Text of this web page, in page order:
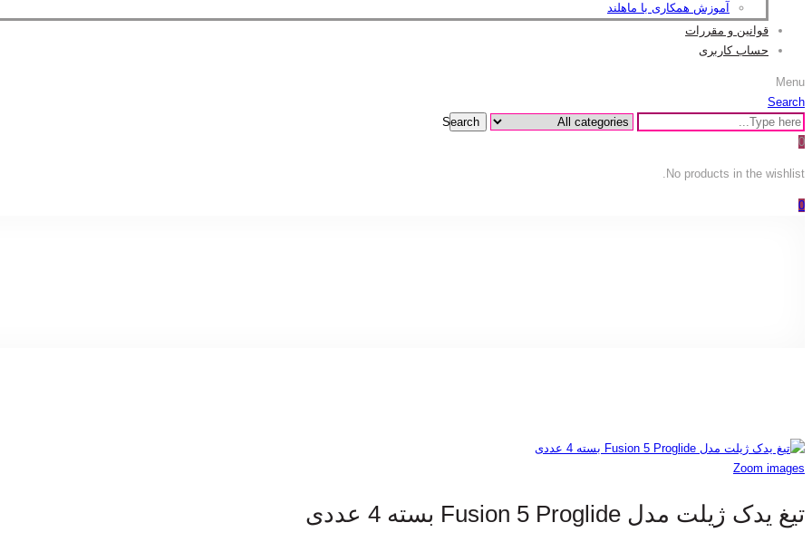
آموزش همکاری با ماهلند
قوانین و مقررات
حساب کاربری
Menu
Search
Search
0
No products in the wishlist.
0
Zoom images
تیغ یدک ژیلت مدل Fusion 5 Proglide بسته 4 عددی